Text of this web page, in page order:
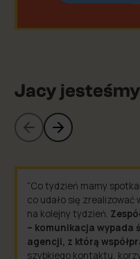
Jacy
Wróć do
Przewiń
“Co tydzień mamy
co udało się
na kolejny tydzień.
– komunikacja wypada
agencji, z którą
szybkiego kontaktu,